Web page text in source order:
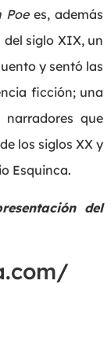
Poe es, además
siglo XIX, un
y sentó las
ficción; una
que
los siglos XX y
Esquinca.
del